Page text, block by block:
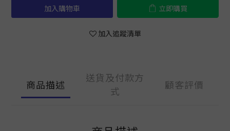
加入購物車 立即購買
加入追蹤清單
商品描述
送貨及付款方
式
顧客評價